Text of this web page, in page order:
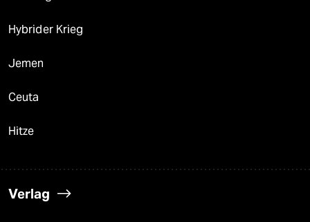
Hybrider Krieg
Jemen
Ceuta
Hitze
Verlag